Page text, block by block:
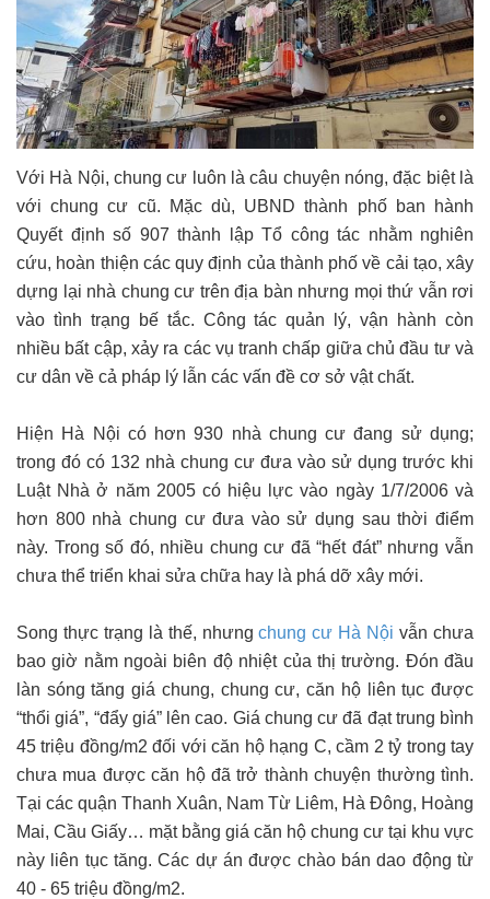
Với Hà Nội, chung cư luôn là câu chuyện nóng, đặc biệt là
với chung cư cũ. Mặc dù, UBND thành phố ban hành
Quyết định số 907 thành lập Tổ công tác nhằm nghiên
cứu, hoàn thiện các quy định của thành phố về cải tạo, xây
dựng lại nhà chung cư trên địa bàn nhưng mọi thứ vẫn rơi
vào tình trạng bế tắc. Công tác quản lý, vận hành còn
nhiều bất cập, xảy ra các vụ tranh chấp giữa chủ đầu tư và
cư dân về cả pháp lý lẫn các vấn đề cơ sở vật chất.
Hiện Hà Nội có hơn 930 nhà chung cư đang sử dụng;
trong đó có 132 nhà chung cư đưa vào sử dụng trước khi
Luật Nhà ở năm 2005 có hiệu lực vào ngày 1/7/2006 và
hơn 800 nhà chung cư đưa vào sử dụng sau thời điểm
này. Trong số đó, nhiều chung cư đã “hết đát” nhưng vẫn
chưa thể triển khai sửa chữa hay là phá dỡ xây mới.
Song thực trạng là thế, nhưngchung cư Hà Nội vẫn chưa
bao giờ nằm ngoài biên độ nhiệt của thị trường. Đón đầu
làn sóng tăng giá chung, chung cư, căn hộ liên tục được
“thổi giá”, “đẩy giá” lên cao. Giá chung cư đã đạt trung bình
45 triệu đồng/m2 đối với căn hộ hạng C, cầm 2 tỷ trong tay
chưa mua được căn hộ đã trở thành chuyện thường tình.
Tại các quận Thanh Xuân, Nam Từ Liêm, Hà Đông, Hoàng
Mai, Cầu Giấy… mặt bằng giá căn hộ chung cư tại khu vực
này liên tục tăng. Các dự án được chào bán dao động từ
40 - 65 triệu đồng/m2.